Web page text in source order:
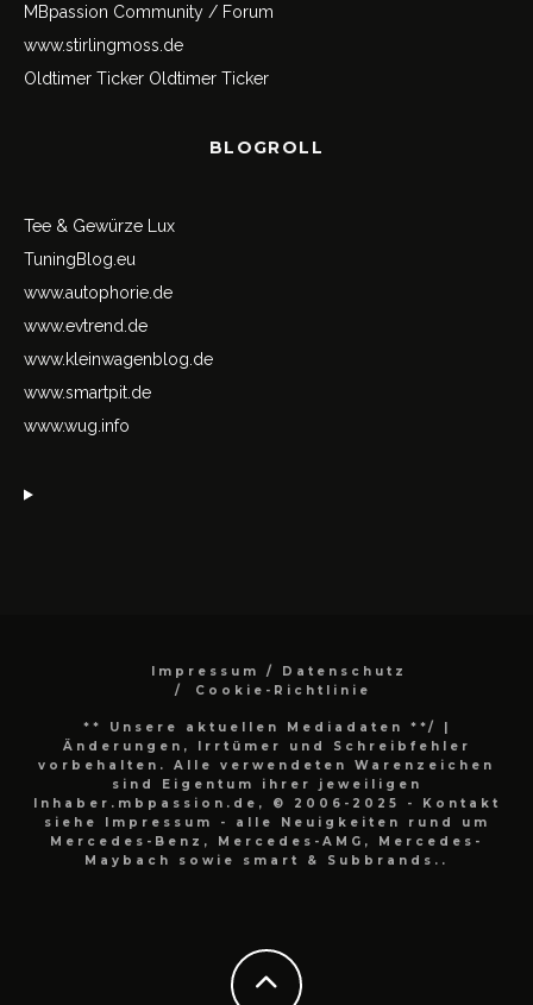
MBpassion Community / Forum
www.stirlingmoss.de
Oldtimer Ticker Oldtimer Ticker
BLOGROLL
Tee & Gewürze Lux
TuningBlog.eu
www.autophorie.de
www.evtrend.de
www.kleinwagenblog.de
www.smartpit.de
www.wug.info
Impressum / Datenschutz
Cookie-Richtlinie
** Unsere aktuellen Mediadaten **/
|
Änderungen, Irrtümer und Schreibfehler
vorbehalten. Alle verwendeten Warenzeichen
sind Eigentum ihrer jeweiligen
Inhaber.mbpassion.de, © 2006-2025 - Kontakt
siehe Impressum - alle Neuigkeiten rund um
Mercedes-Benz, Mercedes-AMG, Mercedes-
Maybach sowie smart & Subbrands..